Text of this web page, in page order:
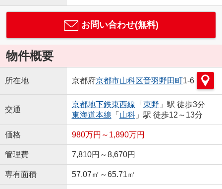
お問い合わせ(無料)
物件概要
所在地 京都府京都市山科区音羽野田町1-6
交通
京都地下鉄東西線 「 東野 」駅 徒歩3分
東海道本線 「 山科」駅 徒歩12～13分
価格 980万円～1,890万円
管理費 7,810円～8,670円
専有面積 57.07㎡～65.71㎡